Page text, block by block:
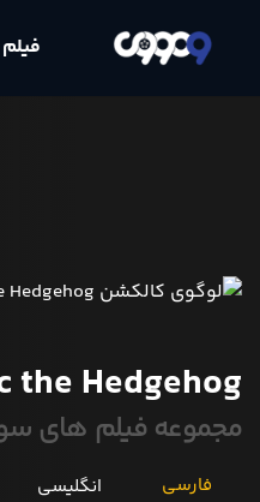
فیلم
the Hedgehog
مجموعه فیلم های
فارسی انگلیسی